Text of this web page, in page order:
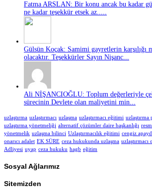
Fatma ARSLAN: Bir konu ancak bu kadar
ne kadar teşekkür etsek az.....
Gülsün Koçak: Samimi gayretlerin karşılığı
olacaktır. Teşekkürler Sayın Nişanc...
Ali NİŞANCIOĞLU: Toplum değerleriyle
sürecinin Devlete olan maliyetini min...
uzlaştırma uzlaştırmacı uzlaşma uzlaştırmacı eğitimi uzlaştırma
uzlaştırma yönetmeliği alternatif çözümler daire başkanlığı
yönetmelik uzlaşma bilinci Uzlaştırmacılık eğitimi cengiz
onarıcı adalet EK SÜRE ceza hukukunda uzlaşma uzlaştırmacı
Adliyesi uyap ceza hukuku hagb eğitim
Sosyal Ağlarımız
Sitemizden